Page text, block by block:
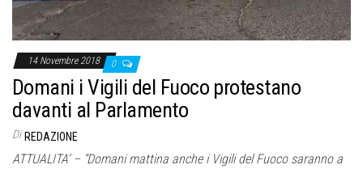
14 Novembre 2018 0
Domani i Vigili del Fuoco protestano
davanti al Parlamento
Di REDAZIONE
ATTUALITA’ – “Domani mattina anche i Vigili del Fuoco saranno a